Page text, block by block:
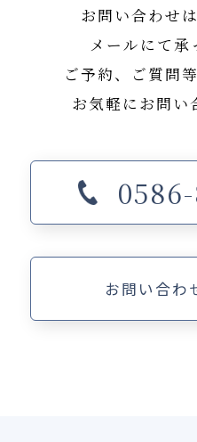
お問い合わせ
メールにて承
ご予約、ご質問
お気軽にお問い
お問い合わ